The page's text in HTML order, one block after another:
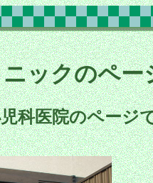
ックのペー
科医院のページ